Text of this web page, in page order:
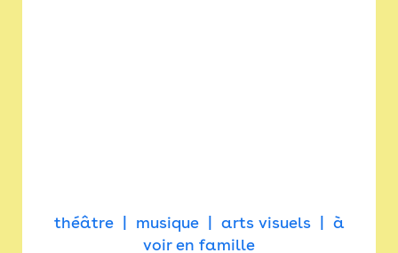
théâtre musique arts visuels
à
voir en famille